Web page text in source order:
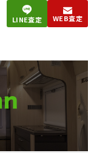
LINE査定 WEB査定